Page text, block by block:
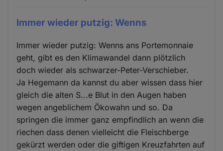
Immer wieder putzig: Wenns
Immer wieder putzig: Wenns ans Portemonnaie
geht, gibt es den Klimawandel dann plötzlich
doch wieder als schwarzer-Peter-Verschieber.
Ja Hegemann da kannst du aber wissen dass hier
gleich die alten S...e Blut in den Augen haben
wegen angeblichem Ökowahn und so. Da
springen die immer ganz empfindlich an wenn die
riechen dass denen vielleicht die Fleischberge
gekürzt werden oder die giftigen Kreuzfahrten auf